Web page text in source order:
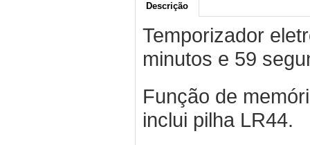
Descrição
Temporizador
minutos e 59
Função de
inclui pilha LR44.